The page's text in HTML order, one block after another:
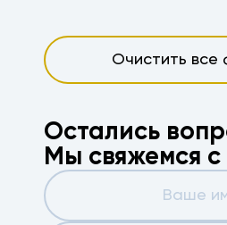
Очистить все
Остались
Мы свяжемся